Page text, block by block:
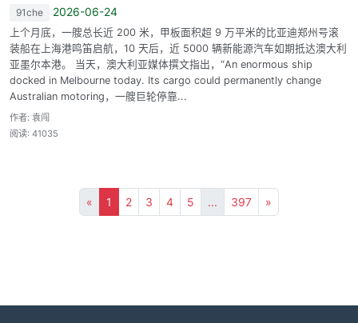
91che 2026-06-24
上个月底，一艘总长近 200 米，甲板面积超 9 万平米的比亚迪郑州号滚
装船在上海港鸣笛启航，10 天后，近 5000 辆新能源汽车如期抵达澳大利
亚墨尔本港。 当天，澳大利亚媒体撰文指出，“An enormous ship
docked in Melbourne today. Its cargo could permanently change
Australian motoring，一艘巨轮停靠...
作者: 袁闯
阅读: 41035
« 1 2 3 4 5 ... 397 »